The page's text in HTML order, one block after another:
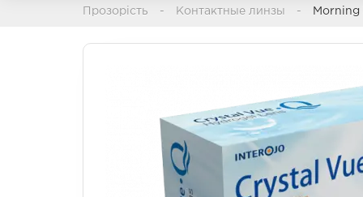
Тип лица Материал
Металл
Пластик
Тип лица Материал
Металл
Пластик
Режим замены
6-12 месяцев
Назначение
Цветные
Прозорість Контактные линзы Morning